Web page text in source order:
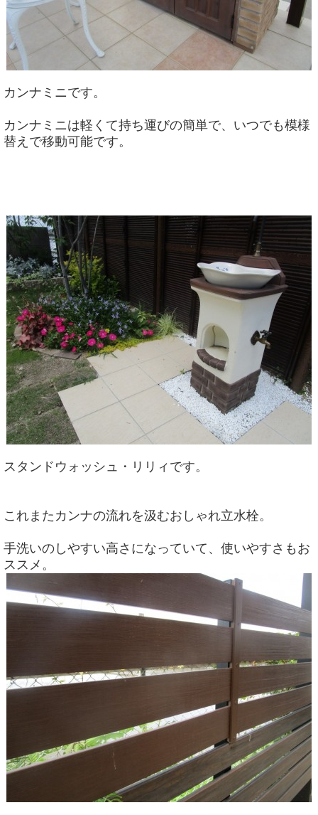
カンナミニです。
カンナミニは軽くて持ち運びの簡単で、いつでも模様
替えで移動可能です。
スタンドウォッシュ・リリィです。
これまたカンナの流れを汲むおしゃれ立水栓。
手洗いのしやすい高さになっていて、使いやすさもお
ススメ。